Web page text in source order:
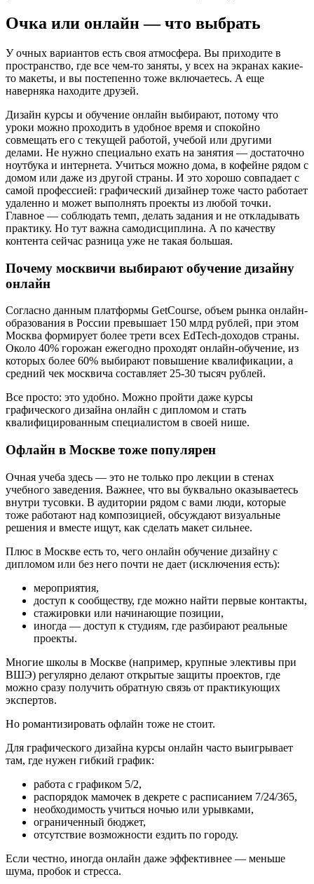
Очка или онлайн — что выбрать
У очных вариантов есть своя атмосфера. Вы приходите в
пространство, где все чем-то заняты, у всех на экранах какие-
то макеты, и вы постепенно тоже включаетесь. А еще
наверняка находите друзей.
Дизайн курсы и обучение онлайн выбирают, потому что
уроки можно проходить в удобное время и спокойно
совмещать его с текущей работой, учебой или другими
делами. Не нужно специально ехать на занятия — достаточно
ноутбука и интернета. Учиться можно дома, в кофейне рядом с
домом или даже из другой страны. И это хорошо совпадает с
самой профессией: графический дизайнер тоже часто работает
удаленно и может выполнять проекты из любой точки.
Главное — соблюдать темп, делать задания и не откладывать
практику. Но тут важна самодисциплина. А по качеству
контента сейчас разница уже не такая большая.
Почему москвичи выбирают обучение дизайну
онлайн
Согласно данным платформы GetCourse, объем рынка онлайн-
образования в России превышает 150 млрд рублей, при этом
Москва формирует более трети всех EdTech-доходов страны.
Около 40% горожан ежегодно проходят онлайн-обучение, из
которых более 60% выбирают повышение квалификации, а
средний чек москвича составляет 25-30 тысяч рублей.
Все просто: это удобно. Можно пройти даже курсы
графического дизайна онлайн с дипломом и стать
квалифицированным специалистом в своей нише.
Офлайн в Москве тоже популярен
Очная учеба здесь — это не только про лекции в стенах
учебного заведения. Важнее, что вы буквально оказываетесь
внутри тусовки. В аудитории рядом с вами люди, которые
тоже работают над композицией, обсуждают визуальные
решения и вместе ищут, как сделать макет сильнее.
Плюс в Москве есть то, чего онлайн обучение дизайну с
дипломом или без него почти не дает (исключения есть):
мероприятия,
доступ к сообществу, где можно найти первые контакты,
стажировки или начинающие позиции,
иногда — доступ к студиям, где разбирают реальные
проекты.
Многие школы в Москве (например, крупные элективы при
ВШЭ) регулярно делают открытые защиты проектов, где
можно сразу получить обратную связь от практикующих
экспертов.
Но романтизировать офлайн тоже не стоит.
Для графического дизайна курсы онлайн часто выигрывает
там, где нужен гибкий график:
работа с графиком 5/2,
распорядок мамочек в декрете с расписанием 7/24/365,
необходимость учиться ночью или урывками,
ограниченный бюджет,
отсутствие возможности ездить по городу.
Если честно, иногда онлайн даже эффективнее — меньше
шума, пробок и стресса.